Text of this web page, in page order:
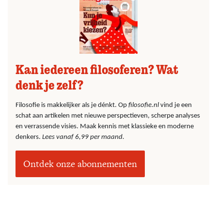
Kan iedereen filosoferen? Wat
denk je zelf?
Filosofie is makkelijker als je dénkt. Op filosofie.nl vind je een
schat aan artikelen met nieuwe perspectieven, scherpe analyses
en verrassende visies. Maak kennis met klassieke en moderne
denkers. Lees vanaf 6,99 per maand.
Ontdek onze abonnementen